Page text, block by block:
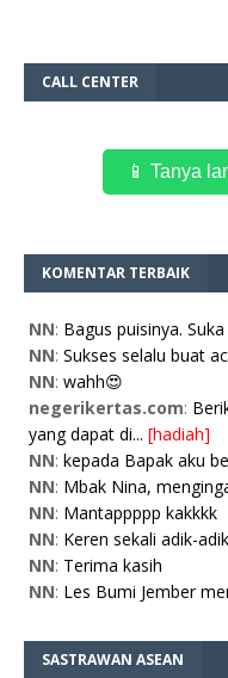
CALL CENTER
📱 Tanya
KOMENTAR TERBAIK
NN: Bagus puisinya.
NN: Sukses selalu buat
NN: wahh😍
negerikertas.com:
yang dapat di... [hadiah]
NN: kepada Bapak aku
NN: Mbak Nina,
NN: Mantappppp kakkkk
NN: Keren sekali adik-
NN: Terima kasih
NN: Les Bumi Jember
SASTRAWAN ASEAN